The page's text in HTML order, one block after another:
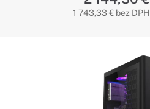
1 743,33 € bez DPH